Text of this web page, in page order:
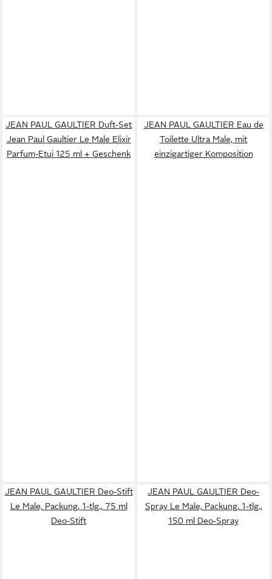
JEAN PAUL GAULTIER Duft-Set
Jean Paul Gaultier Le Male Elixir
Parfum-Etui 125 ml + Geschenk
JEAN PAUL GAULTIER Eau de
Toilette Ultra Male, mit
einzigartiger Komposition
JEAN PAUL GAULTIER Deo-Stift
Le Male, Packung, 1-tlg., 75 ml
Deo-Stift
JEAN PAUL GAULTIER Deo-
Spray Le Male, Packung, 1-tlg.,
150 ml Deo-Spray